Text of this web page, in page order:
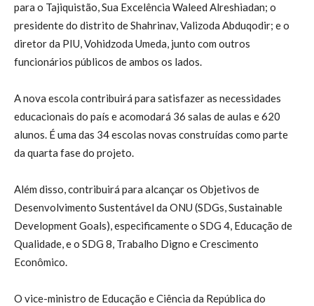
para o Tajiquistão, Sua Excelência Waleed Alreshiadan; o
presidente do distrito de Shahrinav, Valizoda Abduqodir; e o
diretor da PIU, Vohidzoda Umeda, junto com outros
funcionários públicos de ambos os lados.
A nova escola contribuirá para satisfazer as necessidades
educacionais do país e acomodará 36 salas de aulas e 620
alunos. É uma das 34 escolas novas construídas como parte
da quarta fase do projeto.
Além disso, contribuirá para alcançar os Objetivos de
Desenvolvimento Sustentável da ONU (SDGs, Sustainable
Development Goals), especificamente o SDG 4, Educação de
Qualidade, e o SDG 8, Trabalho Digno e Crescimento
Econômico.
O vice-ministro de Educação e Ciência da República do